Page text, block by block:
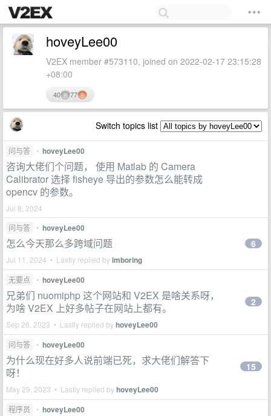
hoveyLee00
V2EX member #573110, joined on 2022-02-17 23:15:28
+08:00
40 77
Switch topics list
问与答 • hoveyLee00
咨询大佬们个问题， 使用 Matlab 的 Camera
Calibrator 选择 fisheye 导出的参数怎么能转成
opencv 的参数。
Jul 8, 2024
问与答
• hoveyLee00
怎么今天那么多跨域问题
Jul 11, 2024 • Lastly replied byimboring
6
无要点 • hoveyLee00
兄弟们 nuomiphp 这个网站和 V2EX 是啥关系呀，
为啥 V2EX 上好多帖子在网站上都有。
Sep 26, 2023 • Lastly replied byhoveyLee00
2
问与答 • hoveyLee00
为什么现在好多人说前端已死，求大佬们解答下
呀！
May 29, 2023 • Lastly replied byhoveyLee00
15
程序员 • hoveyLee00